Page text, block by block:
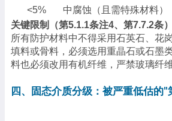
<5%
中腐蚀（且需特殊材料）
关键限制（第5.1.1条注4、第7.7.2条）
所有防护材料中不得采用石英石、花
填料或骨料，必须选用重晶石或石墨类
料也必须改用有机纤维，严禁玻璃纤维
四、固态介质分级：被严重低估的"